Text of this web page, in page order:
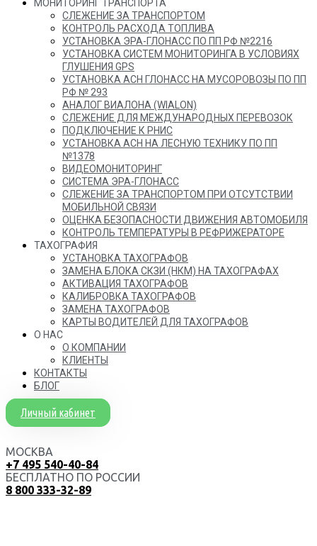
МОНИТОРИНГ ТРАНСПОРТА
СЛЕЖЕНИЕ ЗА ТРАНСПОРТОМ
КОНТРОЛЬ РАСХОДА ТОПЛИВА
УСТАНОВКА ЭРА-ГЛОНАСС ПО ПП РФ №2216
УСТАНОВКА СИСТЕМ МОНИТОРИНГА В УСЛОВИЯХ
ГЛУШЕНИЯ GPS
УСТАНОВКА АСН ГЛОНАСС НА МУСОРОВОЗЫ ПО ПП
РФ № 293
АНАЛОГ ВИАЛОНА (WIALON)
СЛЕЖЕНИЕ ДЛЯ МЕЖДУНАРОДНЫХ ПЕРЕВОЗОК
ПОДКЛЮЧЕНИЕ К РНИС
УСТАНОВКА АСН НА ЛЕСНУЮ ТЕХНИКУ ПО ПП
№1378
ВИДЕОМОНИТОРИНГ
СИСТЕМА ЭРА-ГЛОНАСС
СЛЕЖЕНИЕ ЗА ТРАНСПОРТОМ ПРИ ОТСУТСТВИИ
МОБИЛЬНОЙ СВЯЗИ
ОЦЕНКА БЕЗОПАСНОСТИ ДВИЖЕНИЯ АВТОМОБИЛЯ
КОНТРОЛЬ ТЕМПЕРАТУРЫ В РЕФРИЖЕРАТОРЕ
ТАХОГРАФИЯ
УСТАНОВКА ТАХОГРАФОВ
ЗАМЕНА БЛОКА СКЗИ (НКМ) НА ТАХОГРАФАХ
АКТИВАЦИЯ ТАХОГРАФОВ
КАЛИБРОВКА ТАХОГРАФОВ
ЗАМЕНА ТАХОГРАФОВ
КАРТЫ ВОДИТЕЛЕЙ ДЛЯ ТАХОГРАФОВ
О НАС
О КОМПАНИИ
КЛИЕНТЫ
КОНТАКТЫ
БЛОГ
Личный кабинет
МОСКВА
+7 495 540-40-84
БЕСПЛАТНО ПО РОССИИ
8 800 333-32-89